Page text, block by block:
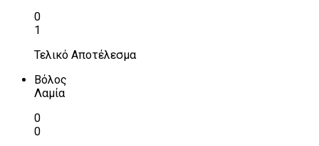
0
1
Τελικό Αποτέλεσμα
Βόλος
Λαμία
0
0